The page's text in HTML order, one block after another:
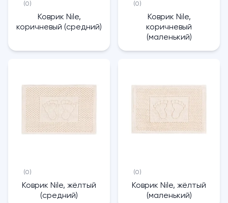
(0)
Коврик Nile,
коричневый (средний)
(0)
Коврик Nile,
коричневый
(маленький)
(0)
Коврик Nile, жёлтый
(средний)
(0)
Коврик Nile, жёлтый
(маленький)